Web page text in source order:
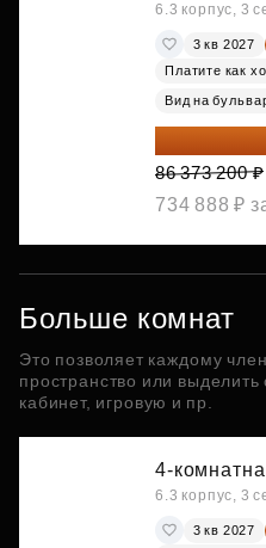
6.3 корпус, 3
3 кв 2027
Платите как
Вид на
66 507 364
86 373 200 ₽
734 888 ₽
Больше комнат
Это позволяет каждому
пространство или
кабинет, игровую и пр.
4-
6.3 корпус, 3
3 кв 2027